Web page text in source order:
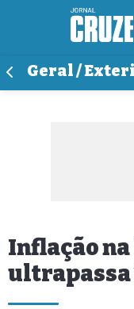
Geral /
Inflação
ultrapassa